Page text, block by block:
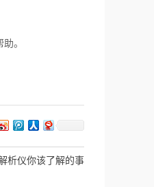
。
析仪你该了解的事